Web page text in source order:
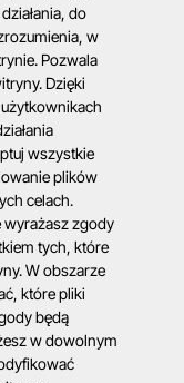
do
w
Pozwala
Dzięki
plików
celach.
wyrażasz zgody
tych, które
W obszarze
które pliki
będą
w dowolnym